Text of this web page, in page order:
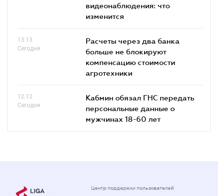
видеонаблюдения: что
изменится
13.13
Сегодня
Расчеты через два банка
больше не блокируют
компенсацию стоимости
агротехники
12.12
Сегодня
Кабмин обязал ГНС передать
персональные данные о
мужчинах 18-60 лет
Центр поддержки пользователей